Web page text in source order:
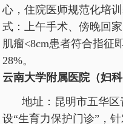
心，住院医师规范化培
式：上午手术、傍晚回
肌瘤<8cm患者符合指征
28%。
云南大学附属医院（妇科
地址：昆明市五华
设“生育力保护门诊”，